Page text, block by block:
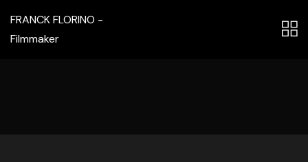
FRANCK FLORINO -
Filmmaker